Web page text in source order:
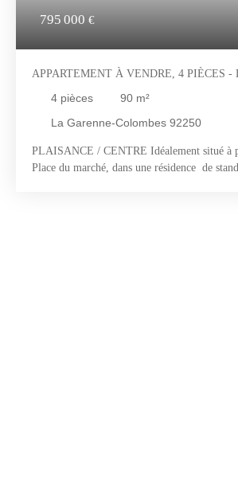
795 000 €
APPARTEMENT À VENDRE, 4 PIÈCES
4 pièces 90 m²
La Garenne-Colombes 92250
PLAISANCE / CENTRE Idéalement situé à
Place du marché, dans une résidence de